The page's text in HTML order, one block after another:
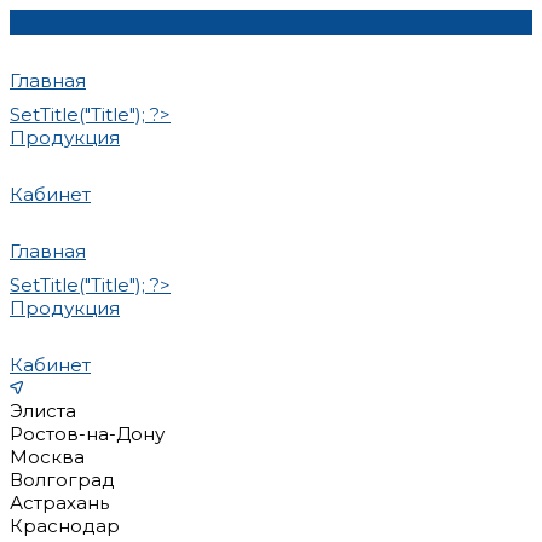
Главная
SetTitle("Title"); ?>
Продукция
Кабинет
Главная
SetTitle("Title"); ?>
Продукция
Кабинет
Элиста
Ростов-на-Дону
Москва
Волгоград
Астрахань
Краснодар